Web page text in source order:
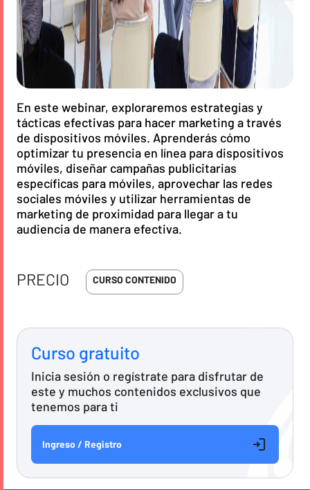
En este webinar, exploraremos estrategias y
tácticas efectivas para hacer marketing a través
de dispositivos móviles. Aprenderás cómo
optimizar tu presencia en línea para dispositivos
móviles, diseñar campañas publicitarias
específicas para móviles, aprovechar las redes
sociales móviles y utilizar herramientas de
marketing de proximidad para llegar a tu
audiencia de manera efectiva.
PRECIO CURSO CONTENIDO
Curso gratuito
Inicia sesión o regístrate para disfrutar de
este y muchos contenidos exclusivos que
tenemos para ti
Ingreso / Registro